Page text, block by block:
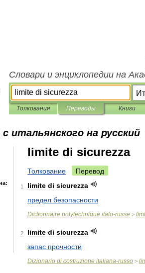
Словари и энциклопедии на
Толкования Переводы Книги
с итальянского на русский
limite di sicurezza
Толкование Перевод
1 limite di sicurezza
предел безопасности
Dictionnaire polytechnique italo-russe >
2 limite di sicurezza
запас прочности
Dizionario di costruzione italiana-russo >